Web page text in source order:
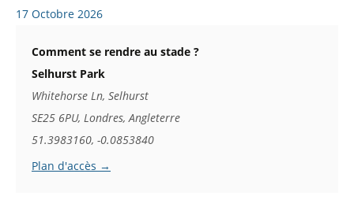
17 Octobre 2026
Comment se rendre au stade ?
Selhurst Park
Whitehorse Ln, Selhurst
SE25 6PU, Londres, Angleterre
51.3983160, -0.0853840
Plan d'accès →